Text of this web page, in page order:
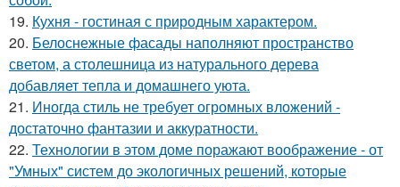
19. Кухня - гостиная с природным характером.
20. Белоснежные фасады наполняют пространство
светом, а столешница из натурального дерева
добавляет тепла и домашнего уюта.
21. Иногда стиль не требует огромных вложений -
достаточно фантазии и аккуратности.
22. Технологии в этом доме поражают воображение - от
"Умных" систем до экологичных решений, которые